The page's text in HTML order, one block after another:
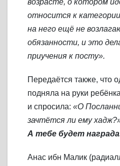
возрасте, о котором
относится к
на него ещё не
обязанности, и это
приучения к посту».
Передаётся также, что
подняла на руки ребёнка
и спросила: «О
зачтётся ли ему
А тебе будет
Анас ибн Малик